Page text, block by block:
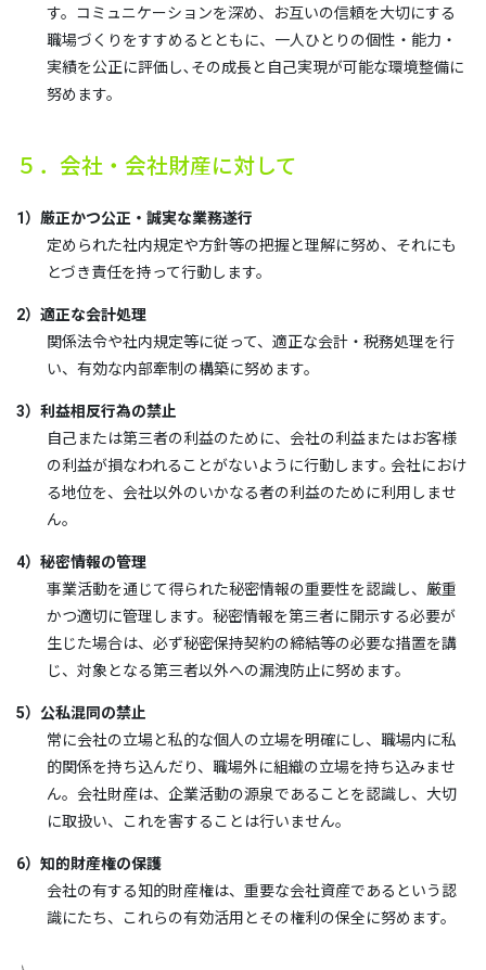
す。コミュニケーションを深め、お互いの信頼を大切にする
職場づくりをすすめるとともに、一人ひとりの個性・能力・
実績を公正に評価し､その成長と自己実現が可能な環境整備に
努めます。
５．会社・会社財産に対して
1）厳正かつ公正・誠実な業務遂行
定められた社内規定や方針等の把握と理解に努め、それにも
とづき責任を持って行動します。
2）適正な会計処理
関係法令や社内規定等に従って、適正な会計・税務処理を行
い、有効な内部牽制の構築に努めます。
3）利益相反行為の禁止
自己または第三者の利益のために、会社の利益またはお客様
の利益が損なわれることがないように行動します｡ 会社におけ
る地位を、会社以外のいかなる者の利益のために利用しませ
ん。
4）秘密情報の管理
事業活動を通じて得られた秘密情報の重要性を認識し、厳重
かつ適切に管理します。秘密情報を第三者に開示する必要が
生じた場合は、必ず秘密保持契約の締結等の必要な措置を講
じ、対象となる第三者以外への漏洩防止に努めます。
5）公私混同の禁止
常に会社の立場と私的な個人の立場を明確にし、職場内に私
的関係を持ち込んだり、職場外に組織の立場を持ち込みませ
ん。会社財産は、企業活動の源泉であることを認識し、大切
に取扱い、これを害することは行いません。
6）知的財産権の保護
会社の有する知的財産権は、重要な会社資産であるという認
識にたち、これらの有効活用とその権利の保全に努めます。